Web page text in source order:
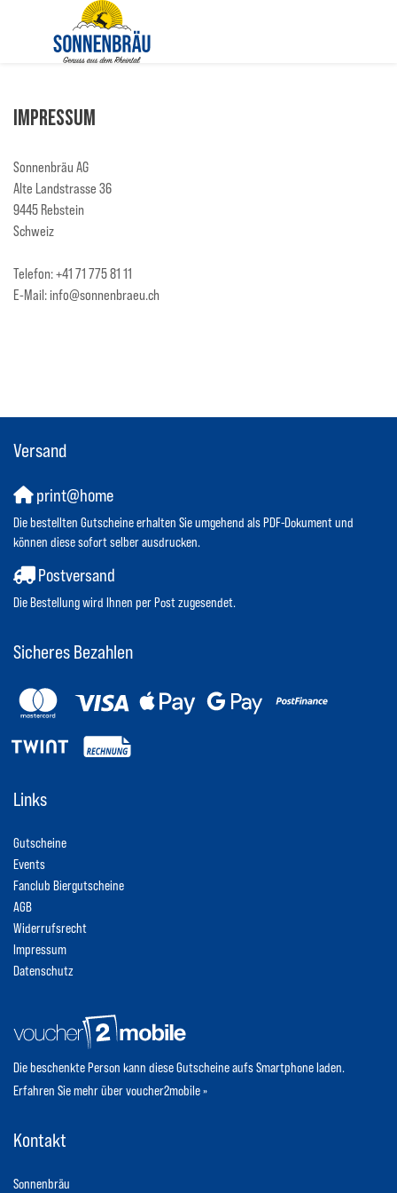
Impressum
Sonnenbräu AG
Alte Landstrasse 36
9445 Rebstein
Schweiz
Telefon: +41 71 775 81 11
E-Mail: info@sonnenbraeu.ch
Versand
print@home
Die bestellten Gutscheine erhalten Sie umgehend als PDF-Dokument und
können diese sofort selber ausdrucken.
Postversand
Die Bestellung wird Ihnen per Post zugesendet.
Sicheres Bezahlen
Links
Gutscheine
Events
Fanclub Biergutscheine
AGB
Widerrufsrecht
Impressum
Datenschutz
Die beschenkte Person kann diese Gutscheine aufs Smartphone laden.
Erfahren Sie mehr über voucher2mobile »
Kontakt
Sonnenbräu